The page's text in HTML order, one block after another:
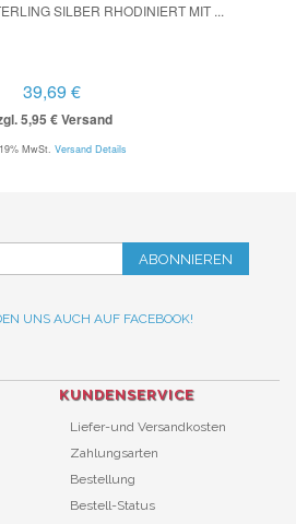
SILBER RHODINIERT MIT ...
39,69 €
5,95 € Versand
MwSt. Versand Details
ABONNIEREN
UNS AUCH AUF FACEBOOK!
KUNDENSERVICE
Liefer-und Versandkosten
Zahlungsarten
Bestellung
Bestell-Status